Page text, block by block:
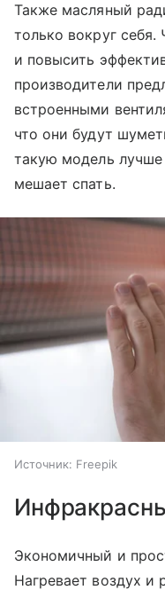
Также масляный
только вокруг
и повысить
производители
встроенными
что они будут
такую модель
мешает спать.
Источник: Freepik
Экономичный и
Нагревает воздух и